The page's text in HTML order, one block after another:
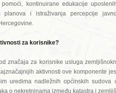
kontinuirane edukacije
planova i istraživanja percepcije
za korisnike?
značaja za korisnike usluga
aktivnosti ove komponente
uredima nadležnih općinskih
o nekretninama između katastra i